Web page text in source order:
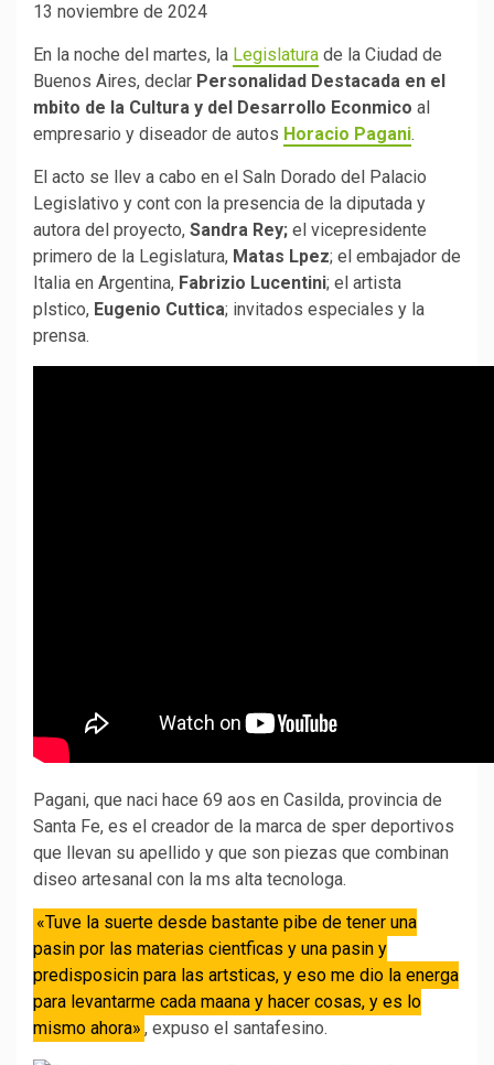
13 noviembre de 2024
En la noche del martes, la Legislatura de la Ciudad de
Buenos Aires, declar Personalidad Destacada en el
mbito de la Cultura y del Desarrollo Econmico al
empresario y diseador de autos Horacio Pagani.
El acto se llev a cabo en el Saln Dorado del Palacio
Legislativo y cont con la presencia de la diputada y
autora del proyecto, Sandra Rey; el vicepresidente
primero de la Legislatura, Matas Lpez; el embajador de
Italia en Argentina, Fabrizio Lucentini; el artista
plstico, Eugenio Cuttica; invitados especiales y la
prensa.
Pagani, que naci hace 69 aos en Casilda, provincia de
Santa Fe, es el creador de la marca de sper deportivos
que llevan su apellido y que son piezas que combinan
diseo artesanal con la ms alta tecnologa.
«Tuve la suerte desde bastante pibe de tener una
pasin por las materias cientficas y una pasin y
predisposicin para las artsticas, y eso me dio la energa
para levantarme cada maana y hacer cosas, y es lo
mismo ahora» , expuso el santafesino.